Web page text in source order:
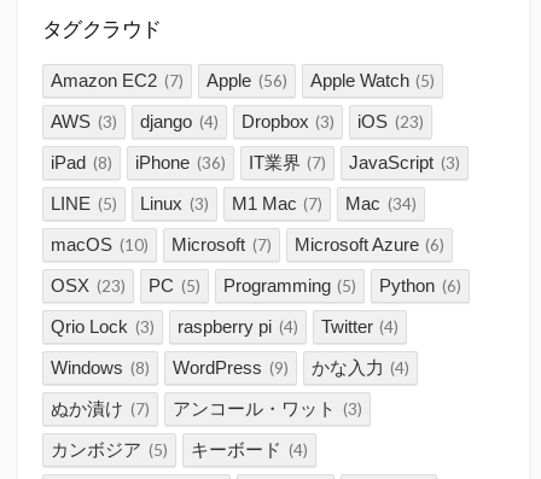
タグクラウド
Amazon EC2 (7) Apple (56) Apple Watch (5)
AWS (3) django (4) Dropbox (3) iOS (23)
iPad (8) iPhone (36) IT業界 (7) JavaScript (3)
LINE (5) Linux (3) M1 Mac (7) Mac (34)
macOS (10) Microsoft (7) Microsoft Azure (6)
OSX (23) PC (5) Programming (5) Python (6)
Qrio Lock (3) raspberry pi (4) Twitter (4)
Windows (8) WordPress (9) かな入力 (4)
ぬか漬け (7) アンコール・ワット (3)
カンボジア (5) キーボード (4)